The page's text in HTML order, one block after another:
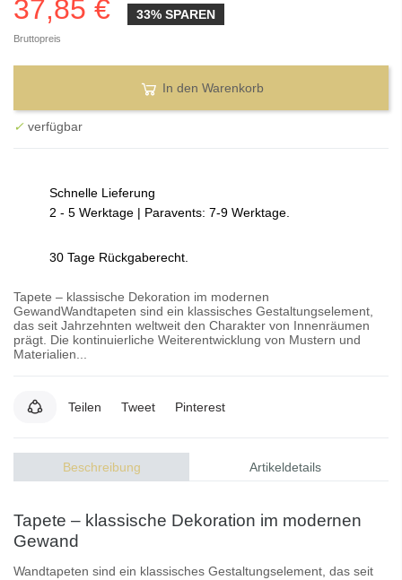
37,85 € 33% SPAREN
Bruttopreis
In den Warenkorb
✓ verfügbar
Schnelle Lieferung
2 - 5 Werktage | Paravents: 7-9 Werktage.
30 Tage Rückgaberecht.
Tapete – klassische Dekoration im modernen
GewandWandtapeten sind ein klassisches Gestaltungselement,
das seit Jahrzehnten weltweit den Charakter von Innenräumen
prägt. Die kontinuierliche Weiterentwicklung von Mustern und
Materialien...
Teilen Tweet Pinterest
Beschreibung Artikeldetails
Tapete – klassische Dekoration im modernen
Gewand
Wandtapeten sind ein klassisches Gestaltungselement, das seit